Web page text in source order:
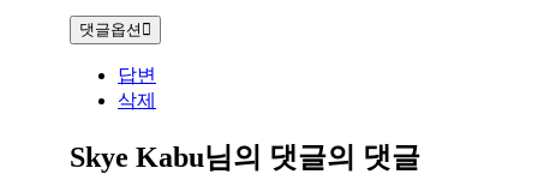
댓글옵션
답변
삭제
Skye Kabu님의 댓글의 댓글